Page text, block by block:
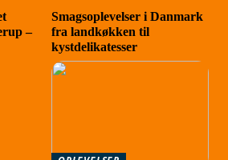
–
Smagsoplevelser i Danmark
fra landkøkken til
kystdelikatesser